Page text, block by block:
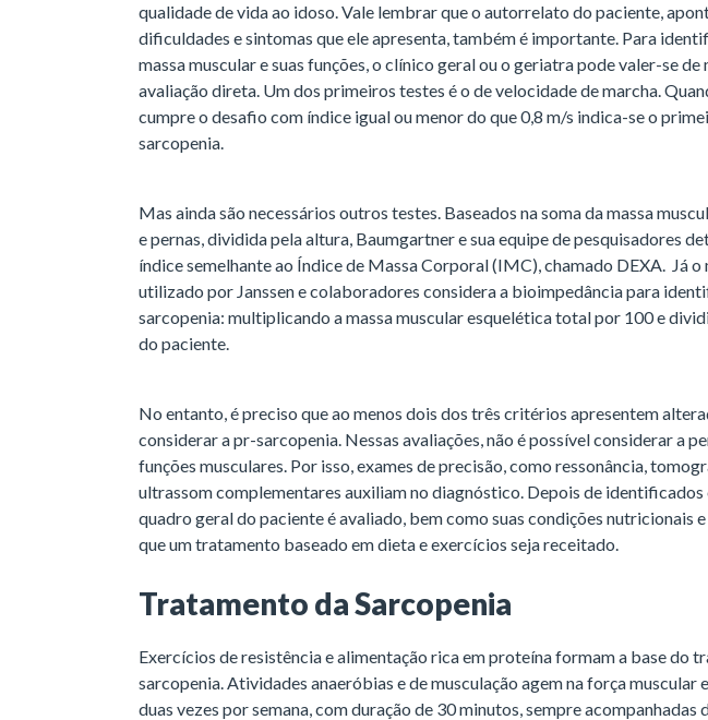
qualidade de vida ao idoso. Vale lembrar que o autorrelato do paciente,
dificuldades e sintomas que ele apresenta, também é importante. Para
massa muscular e suas funções, o clínico geral ou o geriatra pode valer-se de
avaliação direta. Um dos primeiros testes é o de velocidade de marcha.
cumpre o desafio com índice igual ou menor do que 0,8 m/s indica-se o
sarcopenia.
Mas ainda são necessários outros testes. Baseados na soma da massa
e pernas, dividida pela altura, Baumgartner e sua equipe de pesquisadores
índice semelhante ao Índice de Massa Corporal (IMC), chamado DEXA. Já o
utilizado por Janssen e colaboradores considera a bioimpedância para
sarcopenia: multiplicando a massa muscular esquelética total por 100 e
do paciente.
No entanto, é preciso que ao menos dois dos três critérios apresentem
considerar a pr-sarcopenia. Nessas avaliações, não é possível considerar a
funções musculares. Por isso, exames de precisão, como ressonância,
ultrassom complementares auxiliam no diagnóstico. Depois de identificados
quadro geral do paciente é avaliado, bem como suas condições nutricionais
que um tratamento baseado em dieta e exercícios seja receitado.
Tratamento da Sarcopenia
Exercícios de resistência e alimentação rica em proteína formam a base do
sarcopenia. Atividades anaeróbias e de musculação agem na força muscular
duas vezes por semana, com duração de 30 minutos, sempre acompanhadas